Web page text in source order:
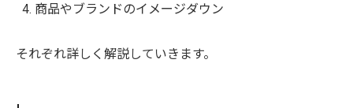
商品やブランドのイメージダウン
それぞれ詳しく解説していきます。